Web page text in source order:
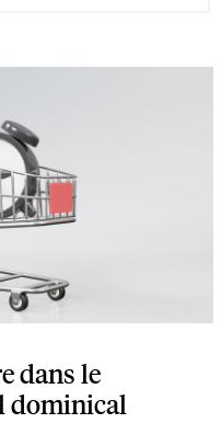
dans le
dominical